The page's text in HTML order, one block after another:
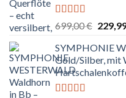
Bewertet
4.83
von 5
699,00€
war:
SYMPHONIE
Gold/Silber, mit